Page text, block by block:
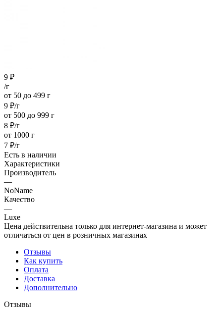
9 ₽
/г
от 50 до 499 г
9 ₽/г
от 500 до 999 г
8 ₽/г
от 1000 г
7 ₽/г
Есть в наличии
Характеристики
Производитель
—
NoName
Качество
—
Luxe
Цена действительна только для интернет-магазина и может
отличаться от цен в розничных магазинах
Отзывы
Как купить
Оплата
Доставка
Дополнительно
Отзывы